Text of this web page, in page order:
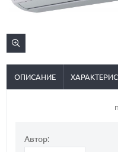
ОПИСАНИЕ
Автор: